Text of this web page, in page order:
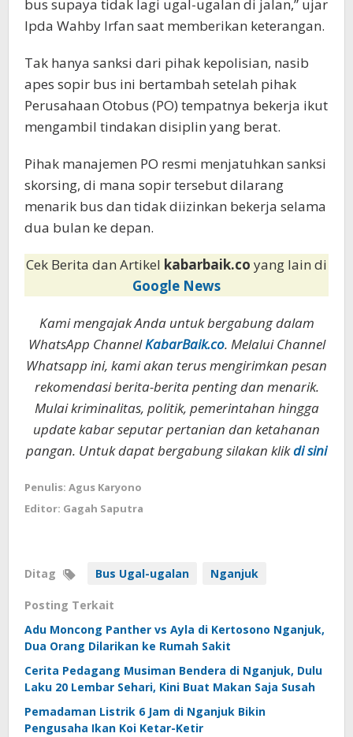
bus supaya tidak lagi ugal-ugalan di jalan,” ujar
Ipda Wahby Irfan saat memberikan keterangan.
Tak hanya sanksi dari pihak kepolisian, nasib
apes sopir bus ini bertambah setelah pihak
Perusahaan Otobus (PO) tempatnya bekerja ikut
mengambil tindakan disiplin yang berat.
Pihak manajemen PO resmi menjatuhkan sanksi
skorsing, di mana sopir tersebut dilarang
menarik bus dan tidak diizinkan bekerja selama
dua bulan ke depan.
Cek Berita dan Artikel kabarbaik.co yang lain di
Google News
Kami mengajak Anda untuk bergabung dalam
WhatsApp ChannelKabarBaik.co. Melalui Channel
Whatsapp ini, kami akan terus mengirimkan pesan
rekomendasi berita-berita penting dan menarik.
Mulai kriminalitas, politik, pemerintahan hingga
update kabar seputar pertanian dan ketahanan
pangan. Untuk dapat bergabung silakan klikdi sini
Penulis: Agus Karyono
Editor: Gagah Saputra
Ditag Bus Ugal-ugalan Nganjuk
Posting Terkait
Adu Moncong Panther vs Ayla di Kertosono Nganjuk,
Dua Orang Dilarikan ke Rumah Sakit
Cerita Pedagang Musiman Bendera di Nganjuk, Dulu
Laku 20 Lembar Sehari, Kini Buat Makan Saja Susah
Pemadaman Listrik 6 Jam di Nganjuk Bikin
Pengusaha Ikan Koi Ketar-Ketir